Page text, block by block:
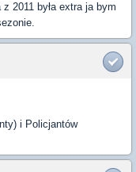
z 2011 była extra ja bym
i Policjantów